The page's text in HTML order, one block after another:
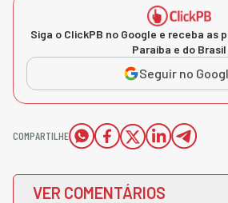
Siga o ClickPB no Google e receba as
Paraíba e do Brasil
Seguir no
COMPARTILHE
VER COMENTÁRIOS